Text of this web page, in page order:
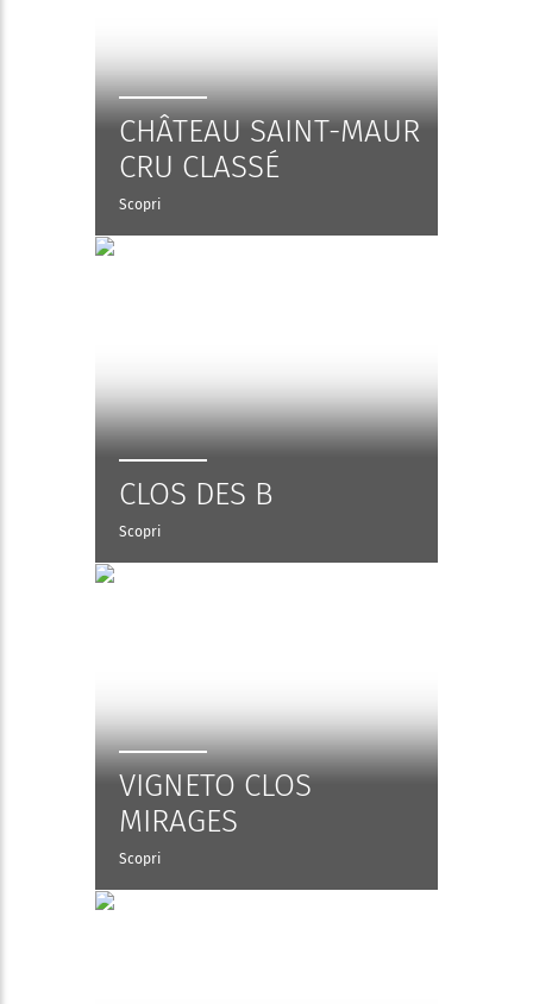
CHÂTEAU SAINT-MAUR
CRU CLASSÉ
Scopri
CLOS DES B
Scopri
VIGNETO CLOS
MIRAGES
Scopri